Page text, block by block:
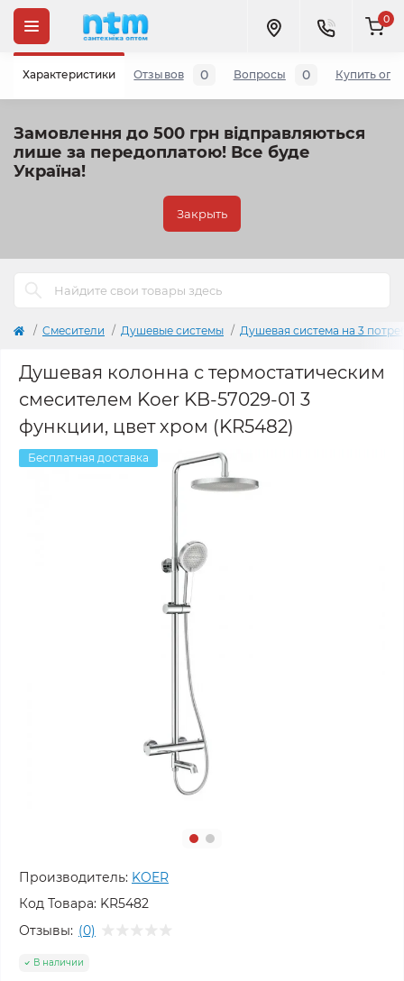
Замовлення до 500 грн відправляються
лише за передоплатою! Все буде
Україна!
Закрыть
0
Cмесители Душевые системы Душевая система на 3
Душевая колонна с термостатическим
смесителем Koer KB-57029-01 3
функции, цвет хром (KR5482)
Бесплатная доставка
Производитель: KOER
Код Товара: KR5482
Отзывы: (0)
В наличии
Характеристики Отзывов 0 Вопросы 0 Купить